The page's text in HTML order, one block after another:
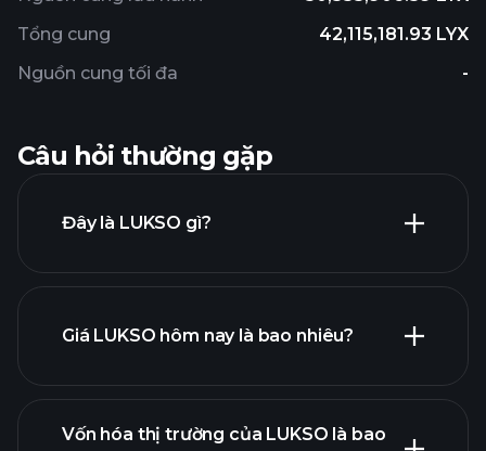
Tổng cung
42,115,181.93 LYX
Nguồn cung tối đa
-
Câu hỏi thường gặp
Đây là LUKSO gì?
Giá LUKSO hôm nay là bao nhiêu?
Vốn hóa thị trường của LUKSO là bao